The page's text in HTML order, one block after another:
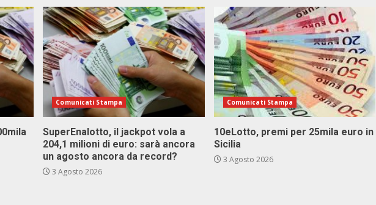
Comunicati Stampa
SuperEnalotto, il jackpot vola a
204,1 milioni di euro: sarà ancora
un agosto ancora da record?
3 Agosto 2026
Comunicati Stampa
10eLotto, premi per 25mila euro in
Sicilia
3 Agosto 2026